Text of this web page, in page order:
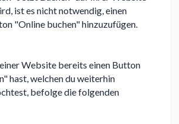
ist es nicht notwendig, einen
"Online buchen" hinzuzufügen.
Website bereits einen Button
hast, welchen du weiterhin
befolge die folgenden